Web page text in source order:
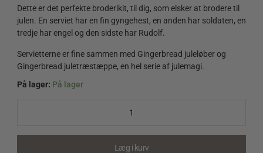
Dette er det perfekte broderikit, til dig, som elsker at brodere til
julen. En serviet har en fin gyngehest, en anden har soldaten, en
tredje har engel og den sidste har Rudolf.
Servietterne er fine sammen med Gingerbread juleløber og
Gingerbread juletræstæppe, en hel serie af julemagi.
På lager: På lager
Gingerbread
Læg i kurv